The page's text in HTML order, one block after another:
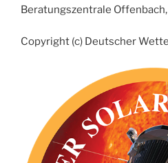
Beratungszentrale
Copyright (c) Deutscher